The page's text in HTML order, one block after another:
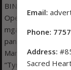
BINITBIT ng mga
Operation Unit
mga tauhan ng
panggagahasa
Manila noong
“Tyron James”,
Email:
Phone:
Address:
Sacred